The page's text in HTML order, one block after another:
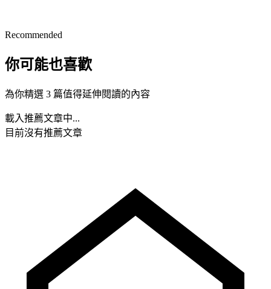
Recommended
你可能也喜歡
為你精選 3 篇值得延伸閱讀的內容
載入推薦文章中...
目前沒有推薦文章